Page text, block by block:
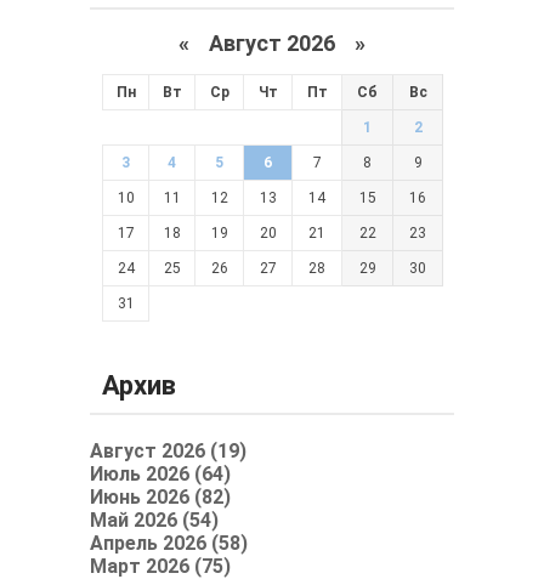
« Август 2026 »
Пн Вт Ср Чт Пт Сб Вс
1 2
3 4 5 6 7 8 9
10 11 12 13 14 15 16
17 18 19 20 21 22 23
24 25 26 27 28 29 30
31
Архив
Август 2026 (19)
Июль 2026 (64)
Июнь 2026 (82)
Май 2026 (54)
Апрель 2026 (58)
Март 2026 (75)